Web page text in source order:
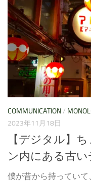
COMMUNICATION/
2023年11月18日
【デジタル】
ン内にある古
僕が昔から持っていて